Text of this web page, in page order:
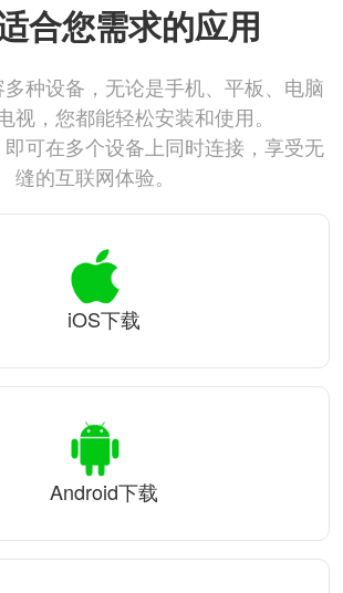
合您需求的应用
种设备，无论是手机、平板、电脑
视，您都能轻松安装和使用。
可在多个设备上同时连接，享受无
缝的互联网体验。
iOS下载
Android下载